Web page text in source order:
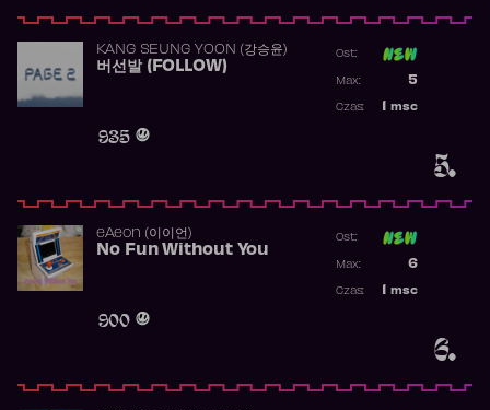
5.
KANG SEUNG YOON (강승윤)
버선발 (FOLLOW)
935
Ost:
5
Max:
msc
Czas:
6.
​eAeon (이이언)
No Fun Without You
900
Ost:
6
Max:
msc
Czas: